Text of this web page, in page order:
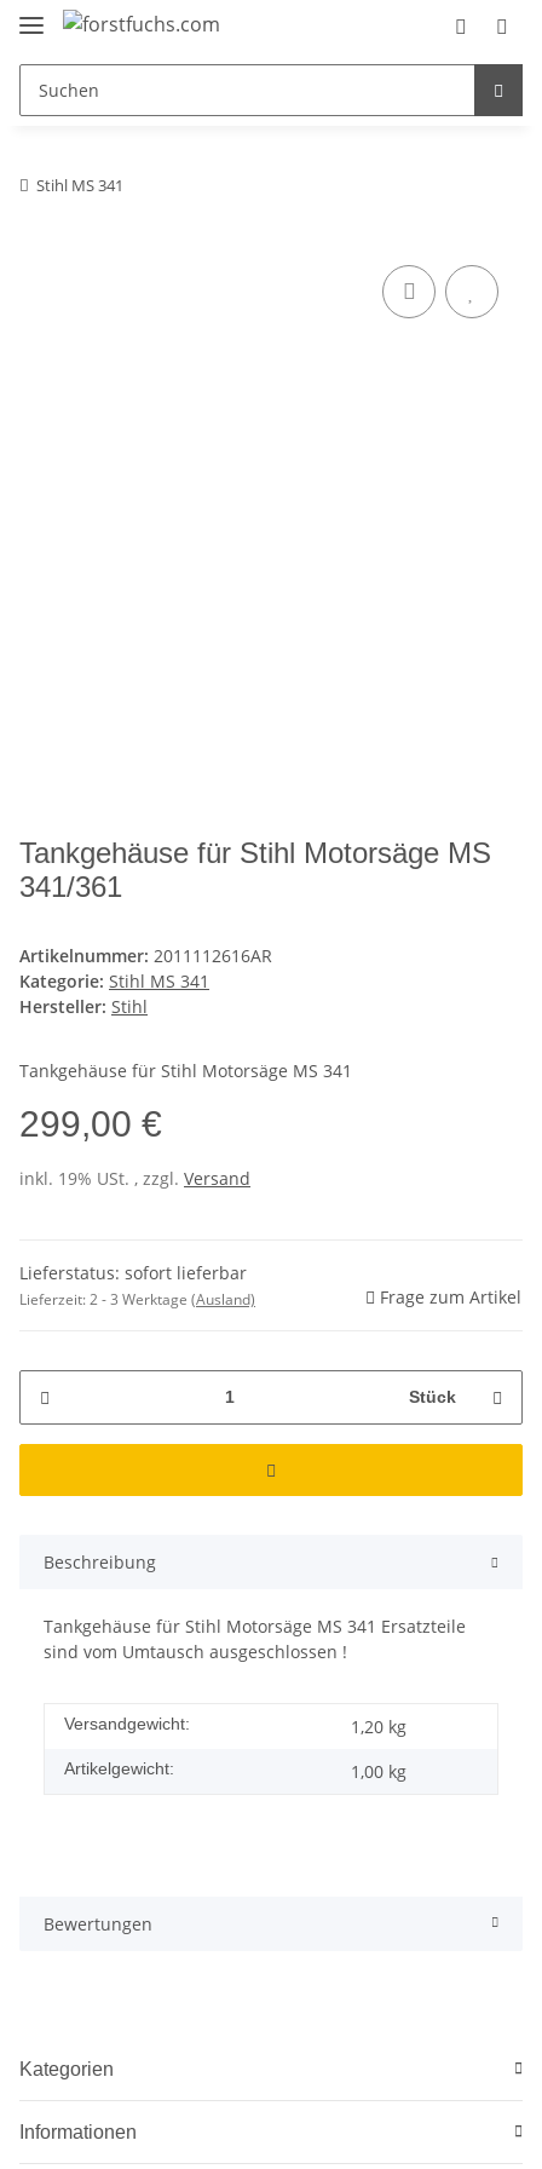
Stihl MS 341
Tankgehäuse für Stihl Motorsäge MS
341/361
Artikelnummer: 2011112616AR
Kategorie: Stihl MS 341
Hersteller: Stihl
Tankgehäuse für Stihl Motorsäge MS 341
299,00 €
inkl. 19% USt. , zzgl. Versand
Lieferstatus: sofort lieferbar
Lieferzeit:2 - 3 Werktage (Ausland) Frage zum Artikel
Stück
Beschreibung
Tankgehäuse für Stihl Motorsäge MS 341 Ersatzteile
sind vom Umtausch ausgeschlossen !
Versandgewicht: 1,20 kg
Artikelgewicht: 1,00 kg
Bewertungen
Kategorien
Informationen